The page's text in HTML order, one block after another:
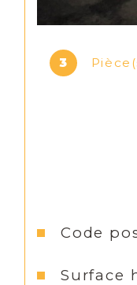
3
Code
Surface